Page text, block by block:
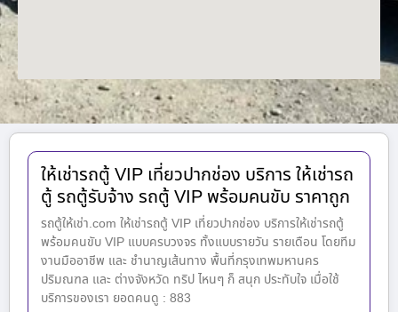
ให้เช่ารถตู้ VIP เที่ยวปากช่อง บริการ ให้เช่ารถ
ตู้ รถตู้รับจ้าง รถตู้ VIP พร้อมคนขับ ราคาถูก
รถตู้ให้เช่า.com ให้เช่ารถตู้ VIP เที่ยวปากช่อง บริการให้เช่ารถตู้
พร้อมคนขับ VIP แบบครบวงจร ทั้งแบบรายวัน รายเดือน โดยทีม
งานมืออาชีพ และ ชำนาญเส้นทาง พื้นที่กรุงเทพมหานคร
ปริมณฑล และ ต่างจังหวัด ทริป ไหนๆ ก็ สนุก ประทับใจ เมื่อใช้
บริการของเรา ยอดคนดู : 883